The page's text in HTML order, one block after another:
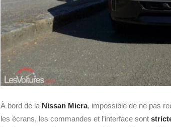
À bord de la Nissan Micra, impossible de ne pas
les écrans, les commandes et l’interface sont